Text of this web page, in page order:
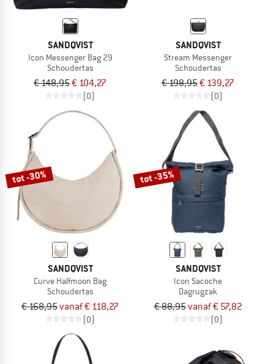
SANDQVIST
Icon Messenger Bag 29
Schoudertas
€ 148,95€ 104,27
(0)
SANDQVIST
Stream Messenger
Schoudertas
€ 198,95€ 139,27
(0)
tot -30%
SANDQVIST
Curve Halfmoon Bag
Schoudertas
€ 168,95vanaf € 118,27
(0)
tot -35%
SANDQVIST
Icon Sacoche
Dagrugzak
€ 88,95vanaf € 57,82
(0)